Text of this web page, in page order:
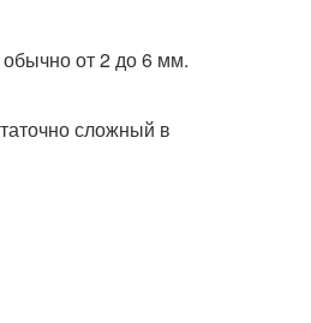
обычно от 2 до 6 мм.
сложный в